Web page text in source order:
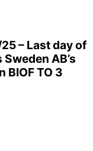
– Last day of
AB’s
TO 3